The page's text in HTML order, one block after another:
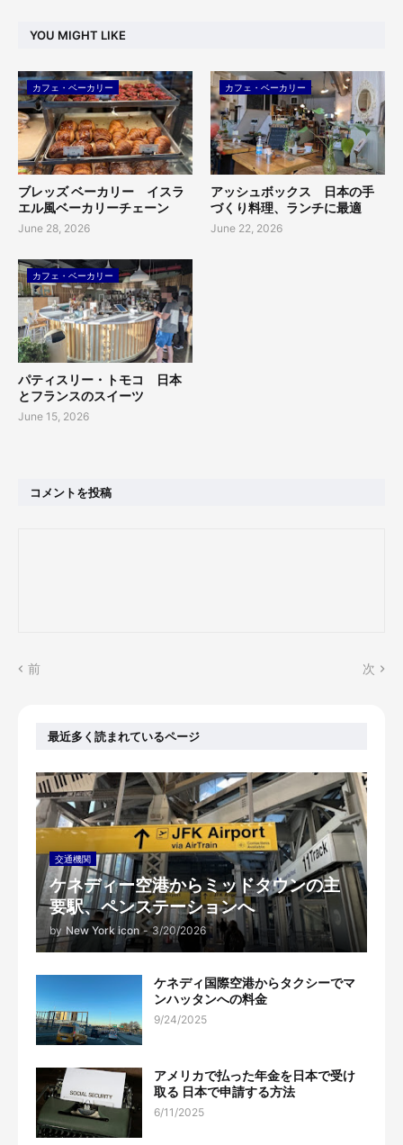
YOU MIGHT LIKE
カフェ・ベーカリー
ブレッズ ベーカリー イスラ
エル風ベーカリーチェーン
June 28, 2026
カフェ・ベーカリー
アッシュボックス 日本の手
づくり料理、ランチに最適
June 22, 2026
カフェ・ベーカリー
パティスリー・トモコ 日本
とフランスのスイーツ
June 15, 2026
コメントを投稿
前 次
最近多く読まれているページ
交通機関
ケネディー空港からミッドタウンの主
要駅、ペンステーションへ
by New York icon - 3/20/2026
ケネディ国際空港からタクシーでマ
ンハッタンへの料金
9/24/2025
アメリカで払った年金を日本で受け
取る 日本で申請する方法
6/11/2025